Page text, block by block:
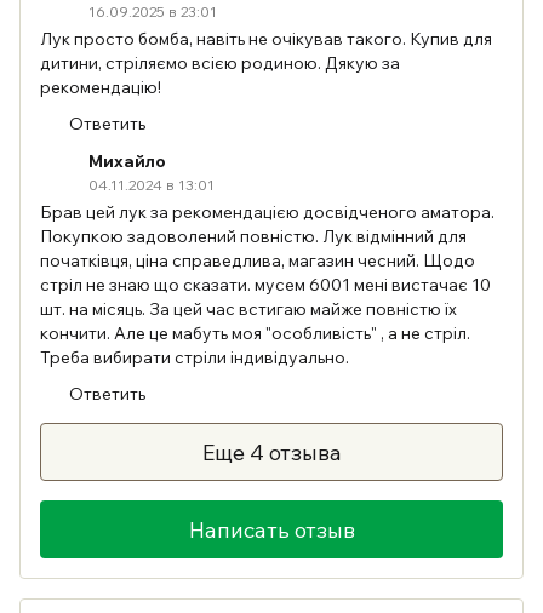
16.09.2025 в 23:01
Лук просто бомба, навіть не очікував такого. Купив для
дитини, стріляємо всією родиною. Дякую за
рекомендацію!
Ответить
Михайло
04.11.2024 в 13:01
Брав цей лук за рекомендацією досвідченого аматора.
Покупкою задоволений повністю. Лук відмінний для
початківця, ціна справедлива, магазин чесний. Щодо
стріл не знаю що сказати. мусем 6001 мені вистачає 10
шт. на місяць. За цей час встигаю майже повністю їх
кончити. Але це мабуть моя "особливість" , а не стріл.
Треба вибирати стріли індивідуально.
Ответить
Еще 4 отзыва
Написать отзыв